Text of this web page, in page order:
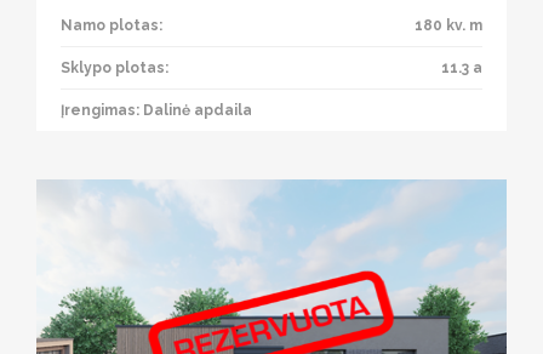
Namo plotas: 180 kv. m
Sklypo plotas: 11.3 a
Įrengimas: Dalinė apdaila